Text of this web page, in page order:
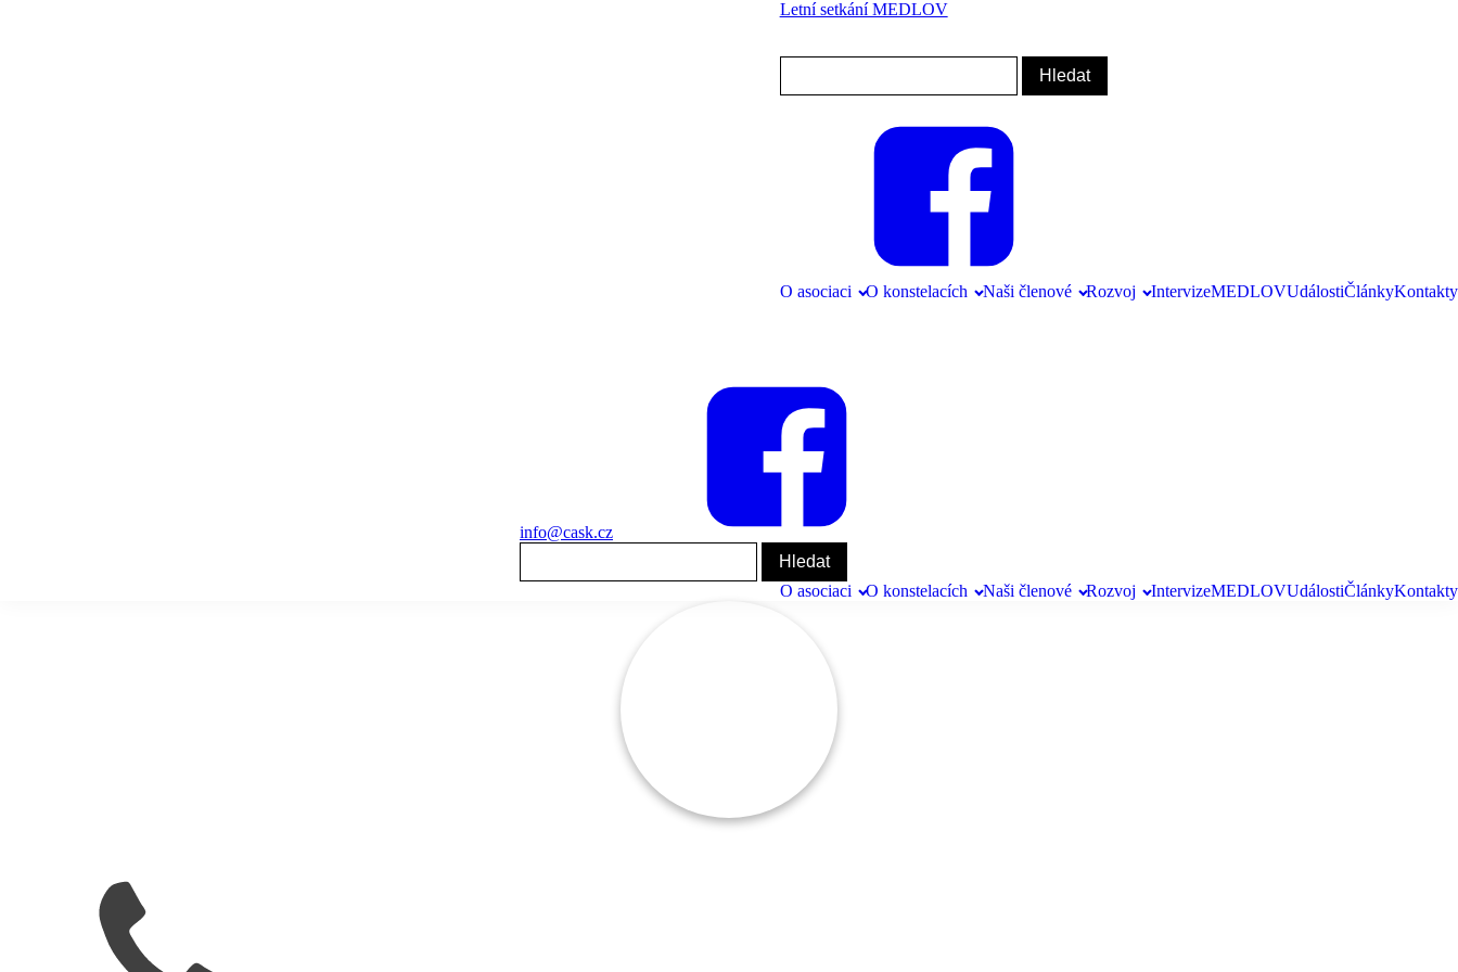
Letní setkání MEDLOV
O asociaci O konstelacích Naši členové Rozvoj IntervizeMEDLOVUdálostiČlánkyKontakty
info@cask.cz
O asociaci O konstelacích Naši členové Rozvoj IntervizeMEDLOVUdálostiČlánkyKontakty